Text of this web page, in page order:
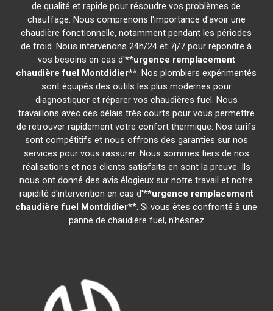
de qualité et rapide pour résoudre vos problèmes de
chauffage. Nous comprenons l'importance d'avoir une
chaudière fonctionnelle, notamment pendant les périodes
de froid. Nous intervenons 24h/24 et 7j/7 pour répondre à
vos besoins en cas d'**urgence remplacement
chaudière fuel Montdidier**. Nos plombiers expérimentés
sont équipés des outils les plus modernes pour
diagnostiquer et réparer vos chaudières fuel. Nous
travaillons avec des délais très courts pour vous permettre
de retrouver rapidement votre confort thermique. Nos tarifs
sont compétitifs et nous offrons des garanties sur nos
services pour vous rassurer. Nous sommes fiers de nos
réalisations et nos clients satisfaits en sont la preuve. Ils
nous ont donné des avis élogieux sur notre travail et notre
rapidité d'intervention en cas d'**urgence remplacement
chaudière fuel Montdidier**. Si vous êtes confronté à une
panne de chaudière fuel, n'hésitez